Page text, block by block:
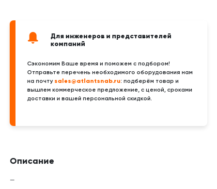
Для инженеров и представителей
компаний
Сэкономим Ваше время и поможем с подбором!
Отправьте перечень необходимого оборудования нам
на почту sales@atlantsnab.ru: подберём товар и
вышлем коммерческое предложение, с ценой, сроками
доставки и вашей персональной скидкой.
Описание
—